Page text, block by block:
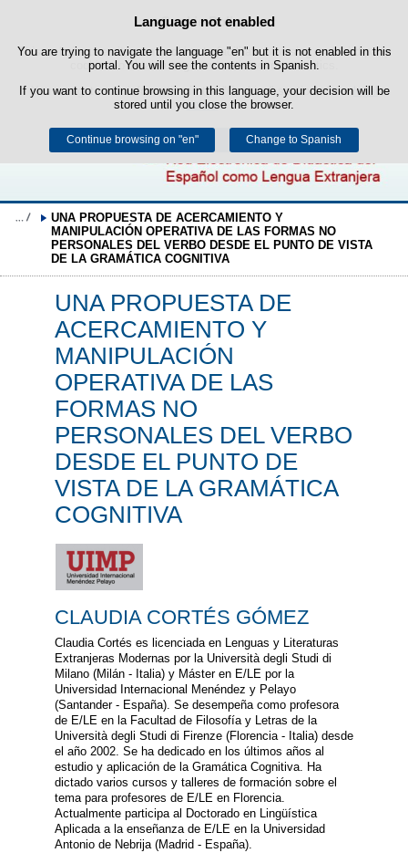
Cookie Policy
This website uses its own cookies to facilitate browsing and third-party
cookies to obtain usage and satisfaction statistics.
You can get more information in the "Cookies" section of ourlegal
notice.
Accept Reject
Language not enabled
You are trying to navigate the language "en" but it is not enabled in this
portal. You will see the contents in Spanish.
If you want to continue browsing in this language, your decision will be
stored until you close the browser.
Continue browsing on "en" Change to Spanish
Skip to content
UNA PROPUESTA DE ACERCAMIENTO Y
MANIPULACIÓN OPERATIVA DE LAS FORMAS NO
PERSONALES DEL VERBO DESDE EL PUNTO DE VISTA
DE LA GRAMÁTICA COGNITIVA
UNA PROPUESTA DE
ACERCAMIENTO Y
MANIPULACIÓN
OPERATIVA DE LAS
FORMAS NO
PERSONALES DEL VERBO
DESDE EL PUNTO DE
VISTA DE LA GRAMÁTICA
COGNITIVA
CLAUDIA CORTÉS GÓMEZ
Claudia Cortés es licenciada en Lenguas y Literaturas
Extranjeras Modernas por la Università degli Studi di
Milano (Milán - Italia) y Máster en E/LE por la
Universidad Internacional Menéndez y Pelayo
(Santander - España). Se desempeña como profesora
de E/LE en la Facultad de Filosofía y Letras de la
Università degli Studi di Firenze (Florencia - Italia) desde
el año 2002. Se ha dedicado en los últimos años al
estudio y aplicación de la Gramática Cognitiva. Ha
dictado varios cursos y talleres de formación sobre el
tema para profesores de E/LE en Florencia.
Actualmente participa al Doctorado en Lingüística
Aplicada a la enseñanza de E/LE en la Universidad
Antonio de Nebrija (Madrid - España).